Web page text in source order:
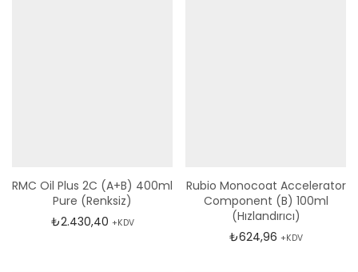
RMC Oil Plus 2C (A+B) 400ml
Pure (Renksiz)
₺2.430,40 +KDV
Rubio Monocoat Accelerator
Component (B) 100ml
(Hızlandırıcı)
₺624,96 +KDV